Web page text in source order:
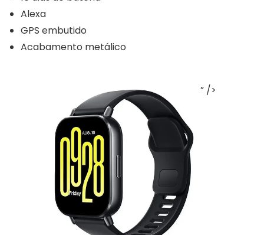
Alexa
GPS embutido
Acabamento metálico
” />